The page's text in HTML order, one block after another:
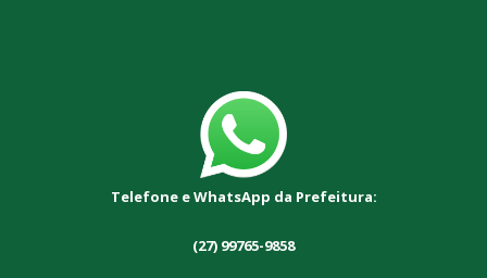
Telefone e WhatsApp da Prefeitura:
(27) 99765-9858